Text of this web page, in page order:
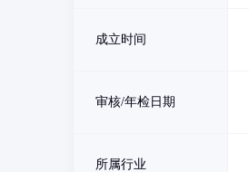
成立时间
审核/年检日期
所属行业